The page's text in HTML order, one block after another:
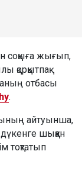
соққыға жығып,
қорқытпақ
отбасы
.
айтуынша,
шыққан
тоқтатып